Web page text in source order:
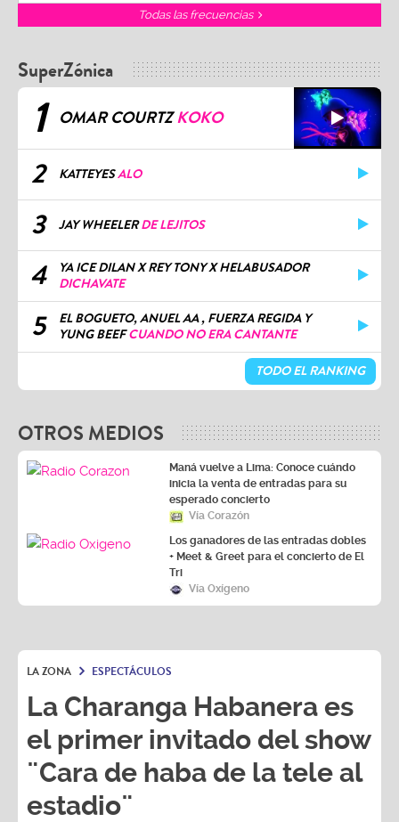
Todas las frecuencias
SuperZónica
1 OMAR COURTZKOKO
2 KATTEYESALO
3 JAY WHEELERDE LEJITOS
4
YA ICE DILAN X REY TONY X HELABUSADOR
DICHAVATE
5
EL BOGUETO, ANUEL AA , FUERZA REGIDA Y
YUNG BEEFCUANDO NO ERA CANTANTE
TODO EL RANKING
OTROS MEDIOS
Maná vuelve a Lima: Conoce cuándo
inicia la venta de entradas para su
esperado concierto
Vía Corazón
Los ganadores de las entradas dobles
+ Meet & Greet para el concierto de El
Tri
Vía Oxígeno
LA ZONA ESPECTÁCULOS
La Charanga Habanera es
el primer invitado del show
¨Cara de haba de la tele al
estadio¨